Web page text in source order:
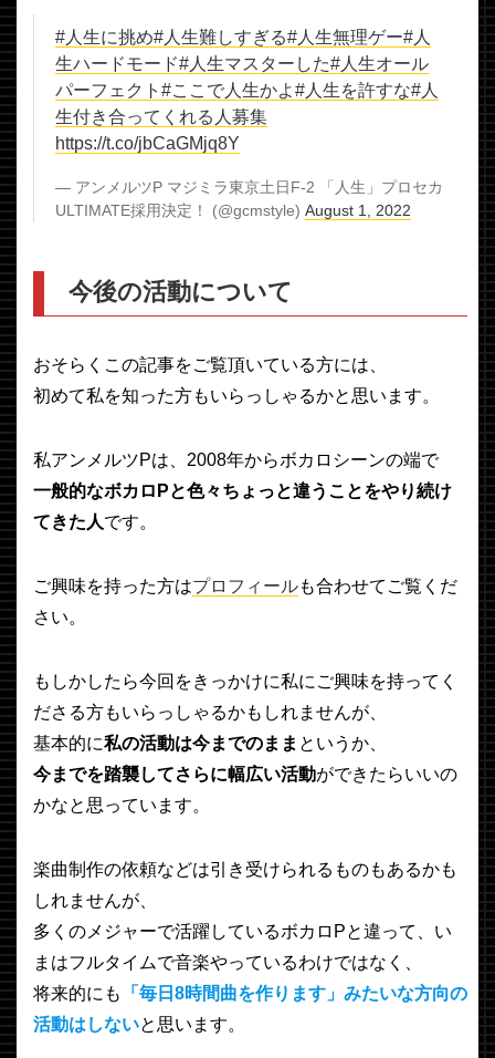
#人生に挑め#人生難しすぎる#人生無理ゲー#人
生ハードモード#人生マスターした#人生オール
パーフェクト #ここで人生かよ#人生を許すな#人
生付き合ってくれる人募集
https://t.co/jbCaGMjq8Y
— アンメルツP マジミラ東京土日F-2 「人生」プロセカ
ULTIMATE採用決定！ (@gcmstyle) August 1, 2022
今後の活動について
おそらくこの記事をご覧頂いている方には、
初めて私を知った方もいらっしゃるかと思います。
私アンメルツPは、2008年からボカロシーンの端で
一般的なボカロPと色々ちょっと違うことをやり続け
てきた人です。
ご興味を持った方はプロフィールも合わせてご覧くだ
さい。
もしかしたら今回をきっかけに私にご興味を持ってく
ださる方もいらっしゃるかもしれませんが、
基本的に私の活動は今までのまま というか、
今までを踏襲してさらに幅広い活動ができたらいいの
かなと思っています。
楽曲制作の依頼などは引き受けられるものもあるかも
しれませんが、
多くのメジャーで活躍しているボカロPと違って、い
まはフルタイムで音楽やっているわけではなく、
将来的にも
「毎日8時間曲を作ります」みたいな方向の
活動はしないと思います。